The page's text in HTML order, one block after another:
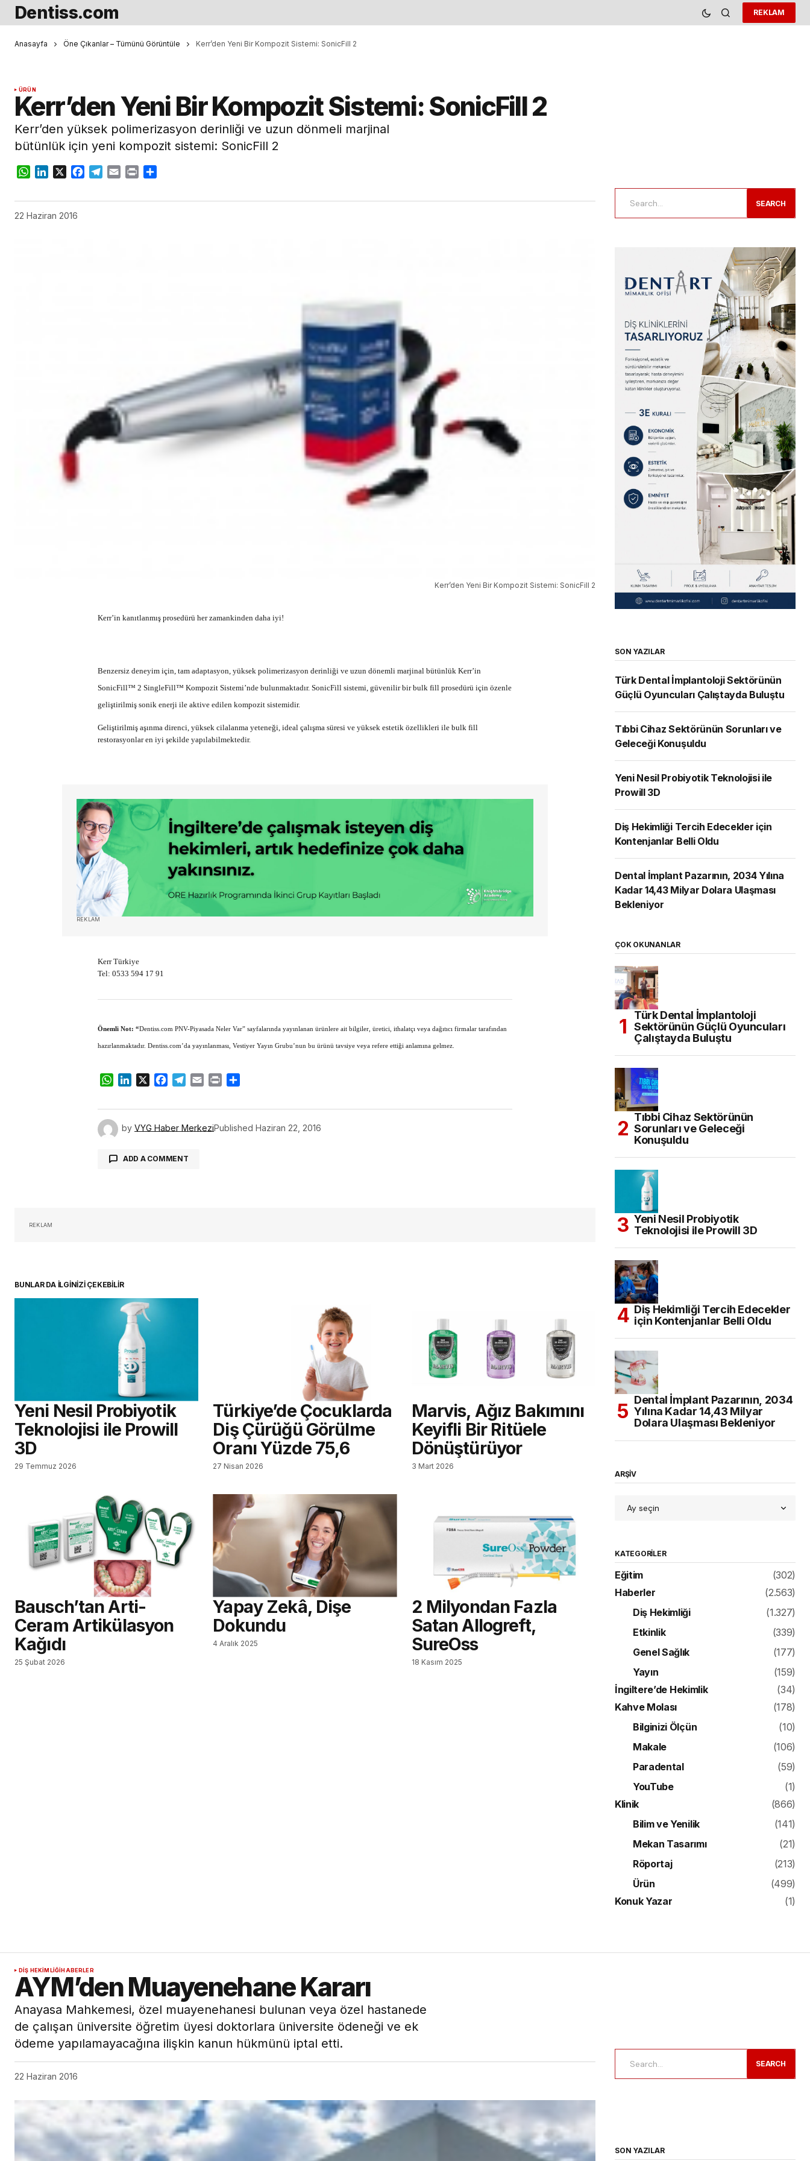
Dentiss.com REKLAM
Anasayfa Öne Çıkanlar – Tümünü Görüntüle Kerr’den Yeni Bir Kompozit Sistemi: SonicFill 2
ÜRÜN
Kerr’den Yeni Bir Kompozit Sistemi: SonicFill 2
Kerr’den yüksek polimerizasyon derinliği ve uzun dönmeli marjinal
bütünlük için yeni kompozit sistemi: SonicFill 2
WhatsApp
LinkedIn
X Facebook
Telegram
Email Print
22 Haziran 2016
Kerr’den Yeni Bir Kompozit Sistemi: SonicFill 2
Kerr’in kanıtlanmış prosedürü her zamankinden daha iyi!
Benzersiz deneyim için, tam adaptasyon, yüksek polimerizasyon derinliği ve uzun dönemli marjinal bütünlük Kerr’in
SonicFill™ 2 SingleFill™ Kompozit Sistemi’nde bulunmaktadır. SonicFill sistemi, güvenilir bir bulk fill prosedürü için özenle
geliştirilmiş sonik enerji ile aktive edilen kompozit sistemidir.
Geliştirilmiş aşınma direnci, yüksek cilalanma yeteneği, ideal çalışma süresi ve yüksek estetik özellikleri ile bulk fill
restorasyonlar en iyi şekilde yapılabilmektedir.
REKLAM
Kerr Türkiye
Tel: 0533 594 17 91
Önemli Not: “Dentiss.com PNV-Piyasada Neler Var” sayfalarında yayınlanan ürünlere ait bilgiler, üretici, ithalatçı veya dağıtıcı firmalar tarafından
hazırlanmaktadır. Dentiss.com’da yayınlanması, Vestiyer Yayın Grubu’nun bu ürünü tavsiye veya refere ettiği anlamına gelmez.
WhatsApp
LinkedIn
X Facebook
Telegram
Email Print
by VYG Haber MerkeziPublished Haziran 22, 2016
ADD A COMMENT
REKLAM
BUNLAR DA İLGİNİZİ ÇEKEBİLİR
Yeni Nesil Probiyotik
Teknolojisi ile Prowill
3D
29 Temmuz 2026
Türkiye’de Çocuklarda
Diş Çürüğü Görülme
Oranı Yüzde 75,6
27 Nisan 2026
Marvis, Ağız Bakımını
Keyifli Bir Ritüele
Dönüştürüyor
3 Mart 2026
Bausch’tan Arti-
Ceram Artikülasyon
Kağıdı
25 Şubat 2026
Yapay Zekâ, Dişe
Dokundu
4 Aralık 2025
2 Milyondan Fazla
Satan Allogreft,
SureOss
18 Kasım 2025
SEARCH
SON YAZILAR
Türk Dental İmplantoloji Sektörünün
Güçlü Oyuncuları Çalıştayda Buluştu
Tıbbi Cihaz Sektörünün Sorunları ve
Geleceği Konuşuldu
Yeni Nesil Probiyotik Teknolojisi ile
Prowill 3D
Diş Hekimliği Tercih Edecekler için
Kontenjanlar Belli Oldu
Dental İmplant Pazarının, 2034 Yılına
Kadar 14,43 Milyar Dolara Ulaşması
Bekleniyor
ÇOK OKUNANLAR
Türk Dental İmplantoloji
Sektörünün Güçlü Oyuncuları
Çalıştayda Buluştu
Tıbbi Cihaz Sektörünün
Sorunları ve Geleceği
Konuşuldu
Yeni Nesil Probiyotik
Teknolojisi ile Prowill 3D
Diş Hekimliği Tercih Edecekler
için Kontenjanlar Belli Oldu
Dental İmplant Pazarının, 2034
Yılına Kadar 14,43 Milyar
Dolara Ulaşması Bekleniyor
ARŞİV
KATEGORILER
Eğitim
(302)
Haberler
(2.563)
Diş Hekimliği
(1.327)
Etkinlik
(339)
Genel Sağlık
(177)
Yayın
(159)
İngiltere’de Hekimlik
(34)
Kahve Molası
(178)
Bilginizi Ölçün
(10)
Makale
(106)
Paradental
(59)
YouTube
(1)
Klinik
(866)
Bilim ve Yenilik
(141)
Mekan Tasarımı
(21)
Röportaj
(213)
Ürün
(499)
Konuk Yazar
(1)
DIŞ HEKIMLIĞIHABERLER
AYM’den Muayenehane Kararı
Anayasa Mahkemesi, özel muayenehanesi bulunan veya özel hastanede
de çalışan üniversite öğretim üyesi doktorlara üniversite ödeneği ve ek
ödeme yapılamayacağına ilişkin kanun hükmünü iptal etti.
22 Haziran 2016
SEARCH
SON YAZILAR